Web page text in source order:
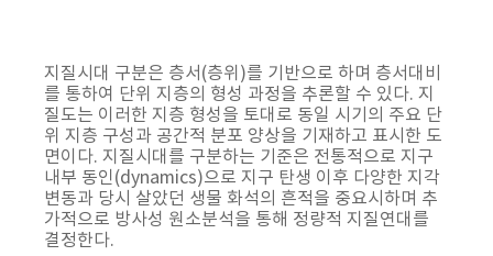
지질시대 구분은 층서(층위)를 기반으로 하며 층서대비
를 통하여 단위 지층의 형성 과정을 추론할 수 있다. 지
질도는 이러한 지층 형성을 토대로 동일 시기의 주요 단
위 지층 구성과 공간적 분포 양상을 기재하고 표시한 도
면이다. 지질시대를 구분하는 기준은 전통적으로 지구
내부 동인(dynamics)으로 지구 탄생 이후 다양한 지각
변동과 당시 살았던 생물 화석의 흔적을 중요시하며 추
가적으로 방사성 원소분석을 통해 정량적 지질연대를
결정한다.